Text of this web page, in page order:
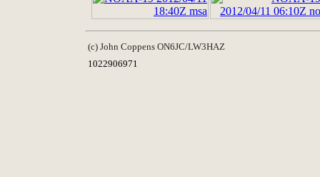
(c) John Coppens ON6JC/LW3HAZ
1022906971